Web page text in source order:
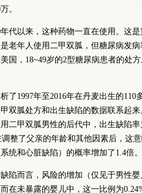
。
年代以来，这种药物一直在使用。这
老年人使用二甲双胍，但糖尿病发
国，18~49岁的2型糖尿病患者的处
了1997年至2016年在丹麦出生的
双胍处方和出生缺陷的数据联系起
二甲双胍男性的后代中，出生缺陷
调整了父亲的年龄和其他因素后，这
统和心脏缺陷）的概率增加了1.4倍。
陷而言，风险的增加（仅见于男性
在未暴露的婴儿中，这一比例为